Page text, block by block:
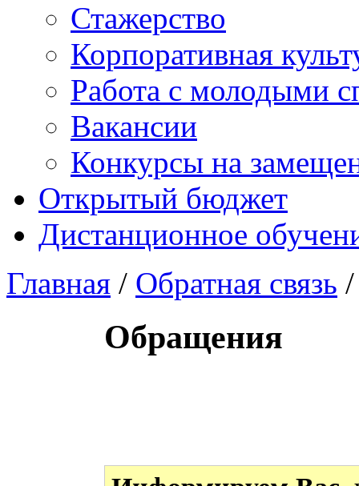
Стажерство
Корпоративная
Работа с молодыми
Вакансии
Конкурсы на
Открытый бюджет
Дистанционное
Главная / Обратная связь
Обращения